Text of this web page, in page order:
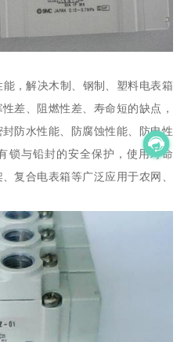
能，解决木制、钢制、塑料电表箱
差、阻燃性差、寿命短的缺点，
防水性能、防腐蚀性能、防电性
锁与铅封的安全保护，使用寿命
复合电表箱等广泛应用于农网、